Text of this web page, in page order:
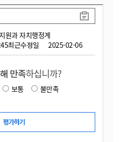
원과 자치행정계
최근수정일 2025-02-06
만족하십니까?
보통
불만족